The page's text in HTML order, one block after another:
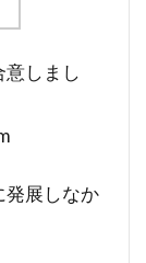
しまし
発展しなか